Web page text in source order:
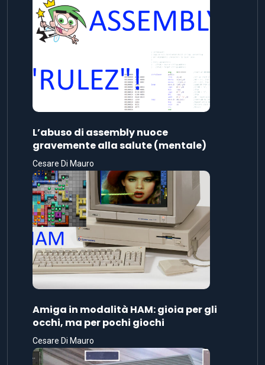
L’abuso di assembly nuoce
gravemente alla salute (mentale)
Cesare Di Mauro
Amiga in modalità HAM: gioia per gli
occhi, ma per pochi giochi
Cesare Di Mauro